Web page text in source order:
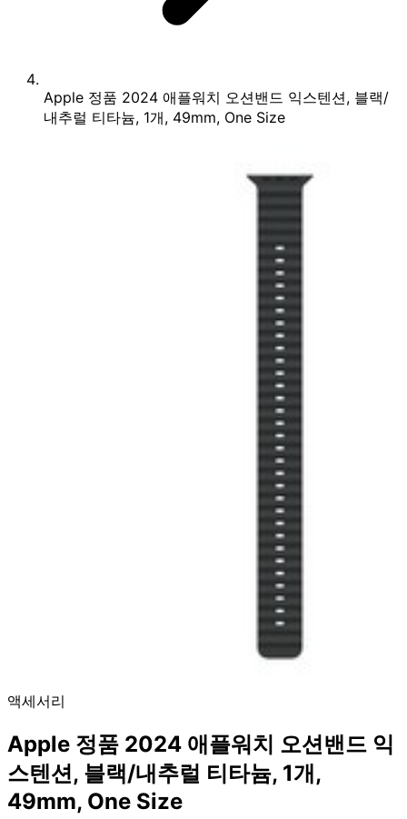
Apple 정품 2024 애플워치 오션밴드 익스텐션, 블랙/
내추럴 티타늄, 1개, 49mm, One Size
액세서리
Apple 정품 2024 애플워치 오션밴드 익
스텐션, 블랙/내추럴 티타늄, 1개,
49mm, One Size